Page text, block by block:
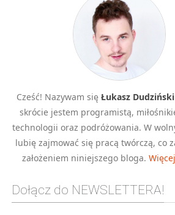
Cześć! Nazywam sięŁukasz Dudziński
skrócie jestem programistą,
technologii oraz podróżowania. W
lubię zajmować się pracą twórczą, co
założeniem niniejszego bloga.
Dołącz do NEWSLETTERA!